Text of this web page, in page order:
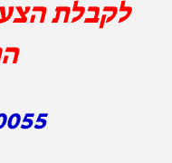
לקבלת